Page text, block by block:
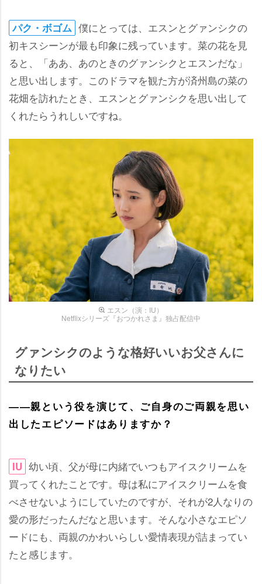
パク・ボゴム 僕にとっては、エスンとグァンシクの
初キスシーンが最も印象に残っています。菜の花を見
ると、「ああ、あのときのグァンシクとエスンだな」
と思い出します。このドラマを観た方が済州島の菜の
花畑を訪れたとき、エスンとグァンシクを思い出して
くれたらうれしいですね。
エスン（演：IU）
Netflixシリーズ『おつかれさま』独占配信中
グァンシクのような格好いいお父さんに
なりたい
――親という役を演じて、ご自身のご両親を思い
出したエピソードはありますか？
IU 幼い頃、父が母に内緒でいつもアイスクリームを
買ってくれたことです。母は私にアイスクリームを食
べさせないようにしていたのですが、それが2人なりの
愛の形だったんだなと思います。そんな小さなエピソ
ードにも、両親のかわいらしい愛情表現が詰まってい
たと感じます。